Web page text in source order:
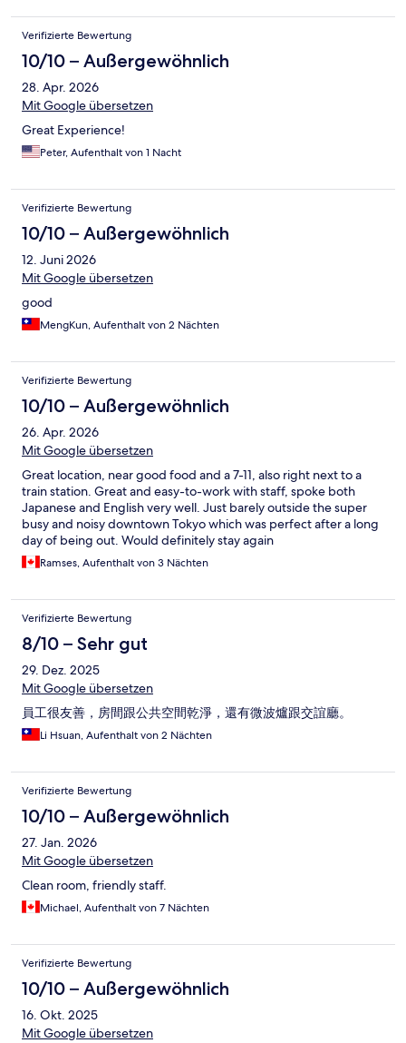
Verifizierte Bewertung
10/10 – Außergewöhnlich
28. Apr. 2026
Mit Google übersetzen
Great Experience!
Peter, Aufenthalt von 1 Nacht
Verifizierte Bewertung
10/10 – Außergewöhnlich
12. Juni 2026
Mit Google übersetzen
good
MengKun, Aufenthalt von 2 Nächten
Verifizierte Bewertung
10/10 – Außergewöhnlich
26. Apr. 2026
Mit Google übersetzen
Great location, near good food and a 7-11, also right next to a
train station. Great and easy-to-work with staff, spoke both
Japanese and English very well. Just barely outside the super
busy and noisy downtown Tokyo which was perfect after a long
day of being out. Would definitely stay again
Ramses, Aufenthalt von 3 Nächten
Verifizierte Bewertung
8/10 – Sehr gut
29. Dez. 2025
Mit Google übersetzen
員工很友善，房間跟公共空間乾淨，還有微波爐跟交誼廳。
Li Hsuan, Aufenthalt von 2 Nächten
Verifizierte Bewertung
10/10 – Außergewöhnlich
27. Jan. 2026
Mit Google übersetzen
Clean room, friendly staff.
Michael, Aufenthalt von 7 Nächten
Verifizierte Bewertung
10/10 – Außergewöhnlich
16. Okt. 2025
Mit Google übersetzen